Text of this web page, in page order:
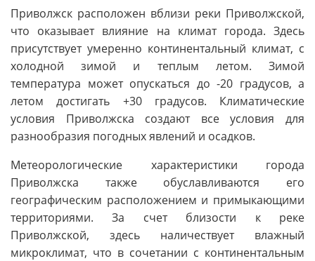
Приволжск расположен вблизи реки Приволжской,
что оказывает влияние на климат города. Здесь
присутствует умеренно континентальный климат, с
холодной зимой и теплым летом. Зимой
температура может опускаться до -20 градусов, а
летом достигать +30 градусов. Климатические
условия Приволжска создают все условия для
разнообразия погодных явлений и осадков.
Метеорологические характеристики города
Приволжска также обуславливаются его
географическим расположением и примыкающими
территориями. За счет близости к реке
Приволжской, здесь наличествует влажный
микроклимат, что в сочетании с континентальным